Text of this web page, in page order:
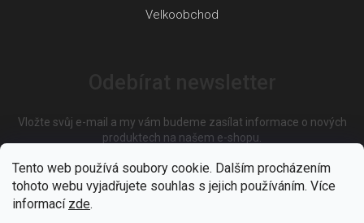
Tento web používá soubory cookie. Dalším procházením
tohoto webu vyjadřujete souhlas s jejich používáním. Více
informací zde.
Velkoobchod
Vložte svůj e-mail a my vám budeme zasílat informace o nových
produktech na našem e-shopu.
E-mail